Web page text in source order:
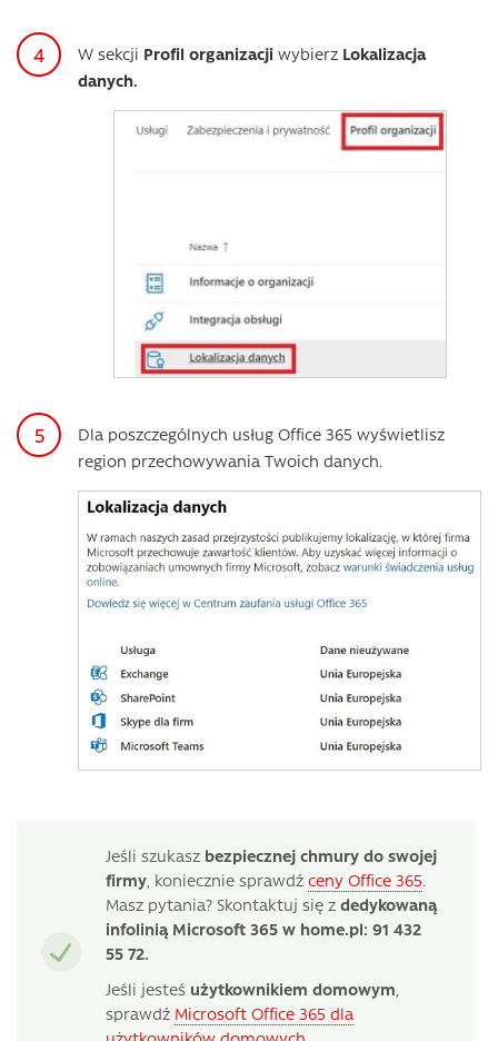
W sekcji Profil organizacji wybierz Lokalizacja
danych.
Dla poszczególnych usług Office 365 wyświetlisz
region przechowywania Twoich danych.
Jeśli szukasz bezpiecznej chmury do swojej
firmy, koniecznie sprawdź ceny Office 365.
Masz pytania? Skontaktuj się z dedykowaną
infolinią Microsoft 365 w home.pl: 91 432
55 72.
Jeśli jesteś użytkownikiem domowym,
sprawdź Microsoft Office 365 dla